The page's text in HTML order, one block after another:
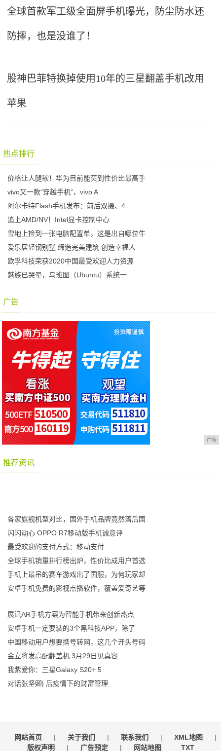
全球首款军工级全面屏手机曝光，防尘防水还
防摔，也是没谁了！
股神巴菲特换掉使用10年的三星翻盖手机改用
苹果
热点排行
价格让人腿软！华为目前能买到性价比最高手
vivo又一款“穿越手机”，vivo A
阿尔卡特Flash手机发布：前后双摄、4
追上AMD/NV！Intel显卡控制中心
雪地上捡到一张电脑配置单，这是出自哪位牛
爱乐居轻钢别墅 缔造完美建筑 创造幸福人
欧孚科技荣获2020中国最受欢迎人力资源
魅族已哭晕，乌班图（Ubuntu）系统一
广告
广告
推荐资讯
各家旗舰机型对比，国外手机品牌竟然落后国
闪闪动心 OPPO R7移动版手机诚意评
最受欢迎的支付方式：移动支付
全球手机销量排行榜出炉，性价比成用户首选
手机上最吊的赛车游戏出了国服，为何玩家却
安卓手机免费的影视点播软件，覆盖爱奇艺等
展讯AR手机方案为智能手机带来创新热点
安卓手机一定要装的3个黑科技APP，除了
中国移动用户想要携号转网，这几个开头号码
金立将发高配翻盖机 3月29日见真容
我紫爱你：三星Galaxy S20+ 5
对话张坚卿| 后疫情下的财富管理
网站首页 | 关于我们 | 联系我们 | XML地图
|
版权声明
| 广告预定 | 网站地图 TXT